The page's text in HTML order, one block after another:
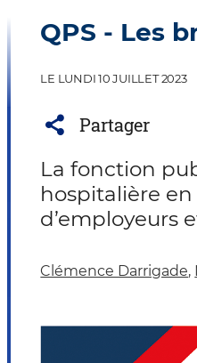
QPS - Les
LE LUNDI 10 JUILLET 2023
Partager
La fonction
hospitalière en
d’employeurs
Clémence Darrigade,